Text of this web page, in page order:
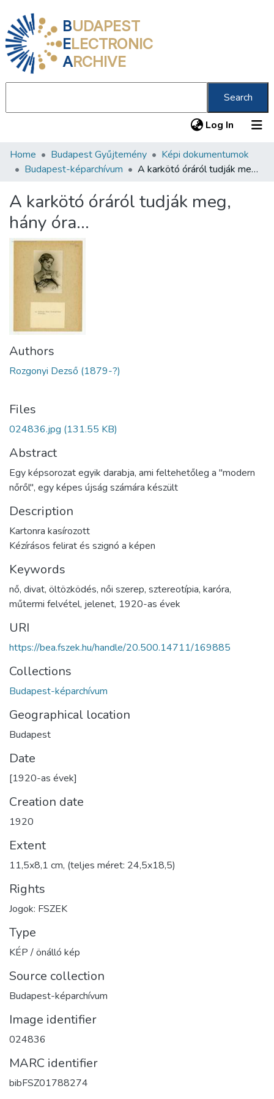
BUDAPEST
ELECTRONIC
ARCHIVE
Search
Log In (current)
Communities & Collections
Statistics
About us
Home Budapest Gyűjtemény
Képi dokumentumok
Budapest-képarchívum
A karkötó óráról tudják meg, hány óra...
A karkötó óráról tudják meg,
hány óra...
Authors
Rozgonyi Dezső (1879-?)
Files
024836.jpg (131.55 KB)
Abstract
Egy képsorozat egyik darabja, ami feltehetőleg a "modern
nőről", egy képes újság számára készült
Description
Kartonra kasírozott
Kézírásos felirat és szignó a képen
Keywords
nő, divat, öltözködés, női szerep, sztereotípia, karóra,
műtermi felvétel, jelenet, 1920-as évek
URI
https://bea.fszek.hu/handle/20.500.14711/169885
Collections
Budapest-képarchívum
Geographical location
Budapest
Date
[1920-as évek]
Creation date
1920
Extent
11,5x8,1 cm, (teljes méret: 24,5x18,5)
Rights
Jogok: FSZEK
Type
KÉP / önálló kép
Source collection
Budapest-képarchívum
Image identifier
024836
MARC identifier
bibFSZ01788274